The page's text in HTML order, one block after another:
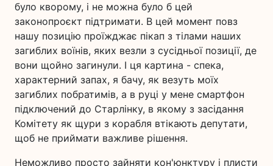
було кворому, і не можна було б цей
законопроєкт підтримати. В цей момент повз
нашу позицію проїжджає пікап з тілами наших
загиблих воїнів, яких везли з сусідньої позиції, де
вони щойно загинули. І ця картина - спека,
характерний запах, я бачу, як везуть моїх
загиблих побратимів, а в руці у мене смартфон
підключений до Старлінку, в якому з засідання
Комітету як щури з корабля втікають депутати,
щоб не приймати важливе рішення.
Неможливо просто зайняти кон'юнктуру і плисти